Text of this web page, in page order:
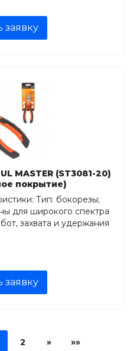
заявку
MASTER (ST3081-20)
покрытие)
Тип: бокорезы;
для широкого спектра
захвата и удержания
заявку
2 » »»